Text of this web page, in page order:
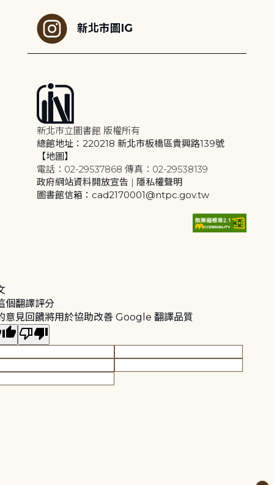
新北市圖IG
新北市立圖書館 版權所有
總館地址：220218 新北市板橋區貴興路139號
【地圖】
電話：02-29537868 傳真：02-29538139
政府網站資料開放宣告 | 隱私權聲明
圖書館信箱：cad2170001@ntpc.gov.tw
個翻譯評分
意見回饋將用於協助改善 Google 翻譯品質